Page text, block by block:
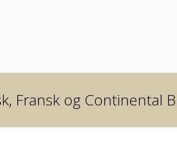
Fransk og Continental